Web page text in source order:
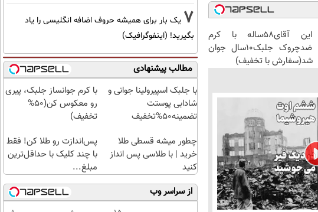
این آقای58ساله با کرم
ضدچروک جلبک10سال جوان
شد(سفارش با تخفیف)
7 یک بار برای همیشه حروف اضافه انگلیسی را یاد
بگیرید! (اینفوگرافیک)
مطالب پیشنهادی
با جلبک اسپیرولینا جوانی و
شادابی پوستت
تضمینه50%تخفیف
با کرم جوانساز جلبک، پیری
رو معکوس کن(50%
تخفیف)
چطور میشه قسطی طلا
خرید | با طلاسی پس انداز
کنید
پس‌اندازت رو طلا کن! فقط
با چند کلیک با حداقل‌ترین
مبلغ...
از سراسر وب